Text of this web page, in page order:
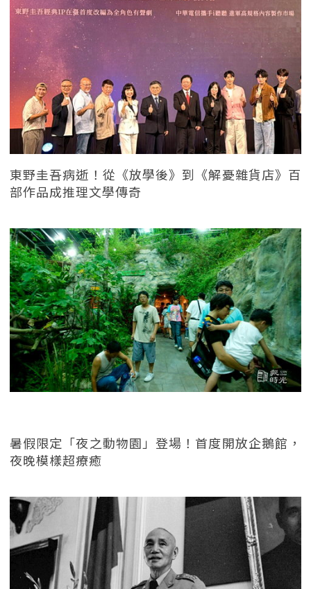
東野圭吾病逝！從《放學後》到《解憂雜貨店》百
部作品成推理文學傳奇
暑假限定「夜之動物園」登場！首度開放企鵝館，
夜晚模樣超療癒